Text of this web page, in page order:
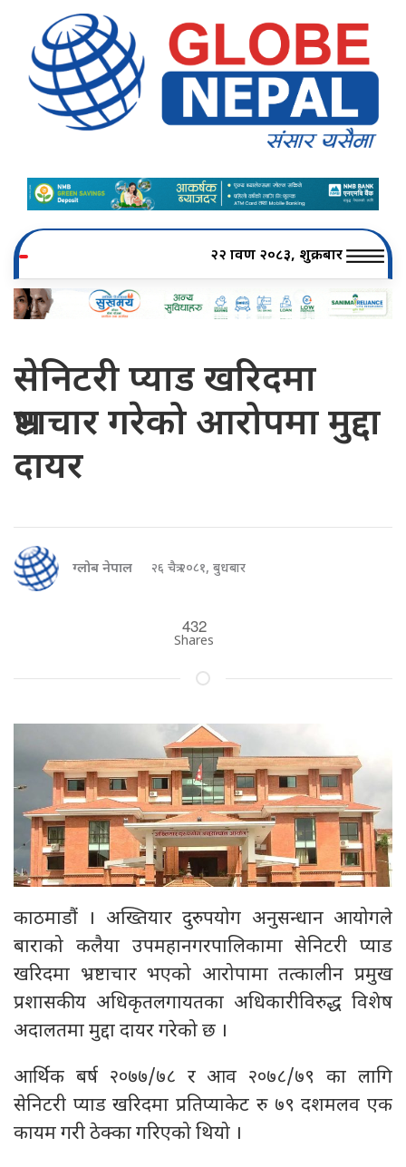
२२ श्रावण २०८३, शुक्रबार
सेनिटरी प्याड खरिदमा
भ्रष्टाचार गरेको आरोपमा मुद्दा
दायर
ग्लोब नेपाल २६ चैत्र २०८१, बुधबार
432
Shares
काठमाडौं । अख्तियार दुरुपयोग अनुसन्धान आयोगले
बाराको कलैया उपमहानगरपालिकामा सेनिटरी प्याड
खरिदमा भ्रष्टाचार भएको आरोपामा तत्कालीन प्रमुख
प्रशासकीय अधिकृतलगायतका अधिकारीविरुद्ध विशेष
अदालतमा मुद्दा दायर गरेको छ ।
आर्थिक बर्ष २०७७/७८ र आव २०७८/७९ का लागि
सेनिटरी प्याड खरिदमा प्रतिप्याकेट रु ७९ दशमलव एक
कायम गरी ठेक्का गरिएको थियो ।